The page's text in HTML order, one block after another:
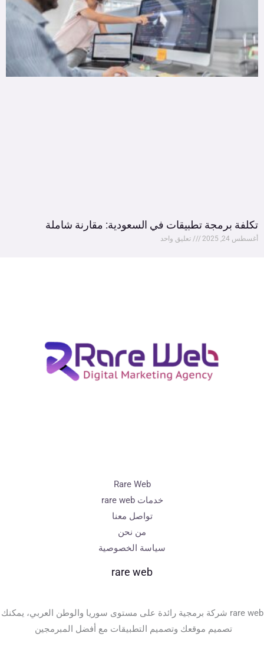
تكلفة برمجة تطبيقات في السعودية: مقارنة شاملة
أغسطس 24, 2025 تعليق واحد
Rare Web
خدمات rare web
تواصل معنا
من نحن
سياسة الخصوصية
rare web
rare web شركة برمجية رائدة على مستوى سوريا والوطن العربي، يمكنك
تصميم موقعك وتصميم التطبيقات مع أفضل المبرمجين